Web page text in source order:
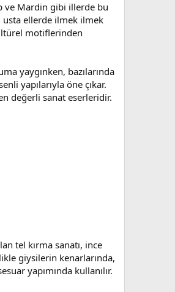
ve Mardin gibi illerde bu
ellerde ilmek ilmek
motiflerinden
yaygınken, bazılarında
yapılarıyla öne çıkar.
değerli sanat eserleridir.
tel kırma sanatı, ince
giysilerin kenarlarında,
yapımında kullanılır.